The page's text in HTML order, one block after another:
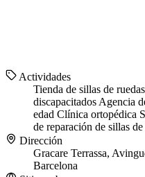
Actividades
Tienda de sillas de ruedas
discapacitados Agencia
edad Clínica ortopédica
de reparación de sillas de
Dirección
Gracare Terrassa,
Barcelona